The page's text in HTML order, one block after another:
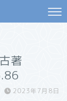
著
2023年7月8日